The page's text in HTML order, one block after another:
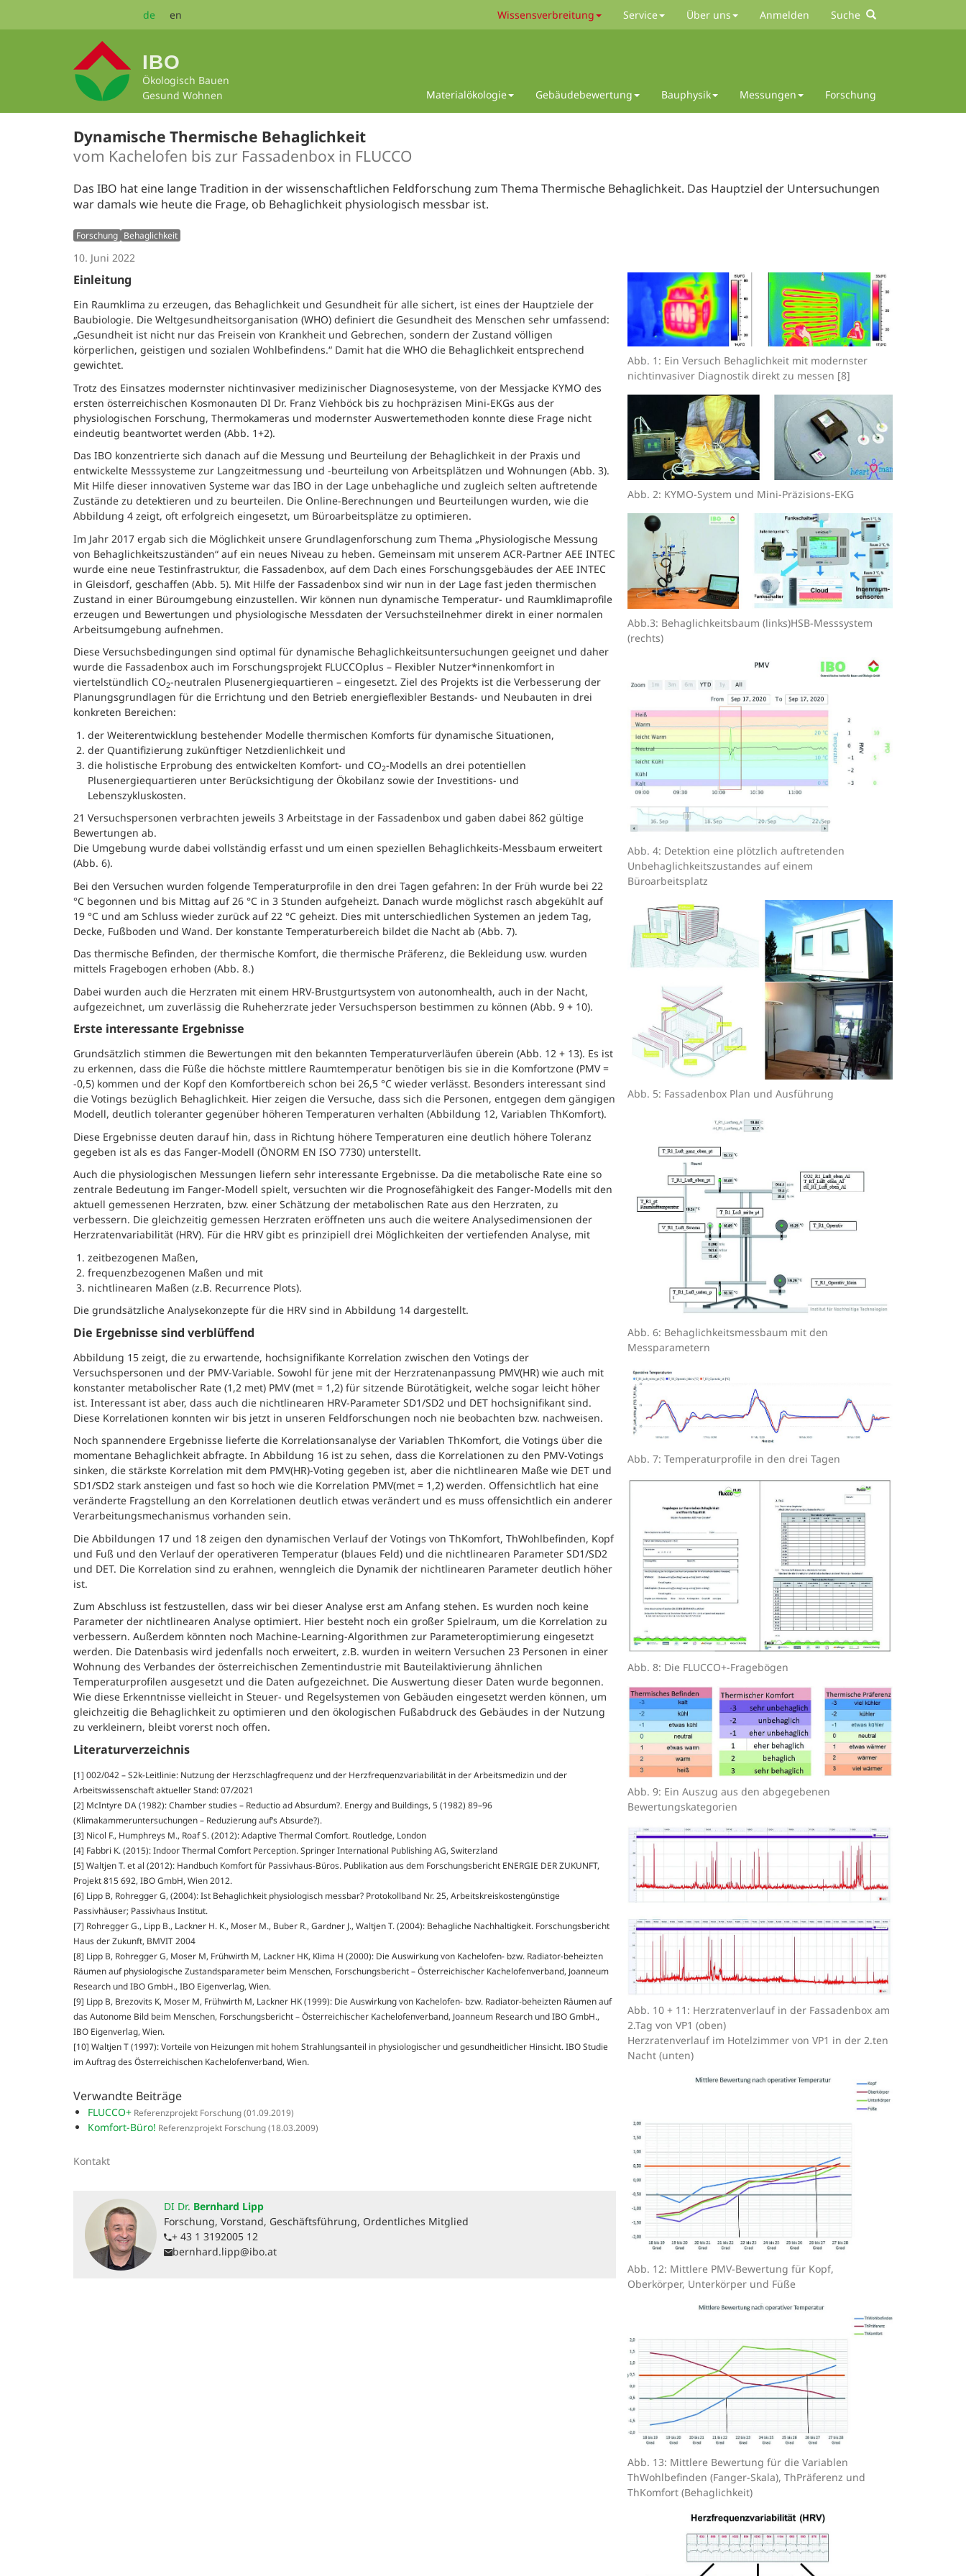
de en Wissensverbreitung Service Über uns Anmelden Suche
IBO
Ökologisch Bauen
Gesund Wohnen
Materialökologie Gebäudebewertung Bauphysik Messungen Forschung
Dynamische Thermische Behaglichkeit
vom Kachelofen bis zur Fassadenbox in FLUCCO
Das IBO hat eine lange Tradition in der wissenschaftlichen Feldforschung zum Thema Thermische Behaglichkeit. Das Hauptziel der Untersuchungen
war damals wie heute die Frage, ob Behaglichkeit physiologisch messbar ist.
Forschung Behaglichkeit
10. Juni 2022
Einleitung
Ein Raumklima zu erzeugen, das Behaglichkeit und Gesundheit für alle sichert, ist eines der Hauptziele der
Baubiologie. Die Weltgesundheitsorganisation (WHO) definiert die Gesundheit des Menschen sehr umfassend:
„Gesundheit ist nicht nur das Freisein von Krankheit und Gebrechen, sondern der Zustand völligen
körperlichen, geistigen und sozialen Wohlbefindens.“ Damit hat die WHO die Behaglichkeit entsprechend
gewichtet.
Trotz des Einsatzes modernster nichtinvasiver medizinischer Diagnosesysteme, von der Messjacke KYMO des
ersten österreichischen Kosmonauten DI Dr. Franz Viehböck bis zu hochpräzisen Mini-EKGs aus der
physiologischen Forschung, Thermokameras und modernster Auswertemethoden konnte diese Frage nicht
eindeutig beantwortet werden (Abb. 1+2).
Das IBO konzentrierte sich danach auf die Messung und Beurteilung der Behaglichkeit in der Praxis und
entwickelte Messsysteme zur Langzeitmessung und -beurteilung von Arbeitsplätzen und Wohnungen (Abb. 3).
Mit Hilfe dieser innovativen Systeme war das IBO in der Lage unbehagliche und zugleich selten auftretende
Zustände zu detektieren und zu beurteilen. Die Online-Berechnungen und Beurteilungen wurden, wie die
Abbildung 4 zeigt, oft erfolgreich eingesetzt, um Büroarbeitsplätze zu optimieren.
Im Jahr 2017 ergab sich die Möglichkeit unsere Grundlagenforschung zum Thema „Physiologische Messung
von Behaglichkeitszuständen“ auf ein neues Niveau zu heben. Gemeinsam mit unserem ACR-Partner AEE INTEC
wurde eine neue Testinfrastruktur, die Fassadenbox, auf dem Dach eines Forschungsgebäudes der AEE INTEC
in Gleisdorf, geschaffen (Abb. 5). Mit Hilfe der Fassadenbox sind wir nun in der Lage fast jeden thermischen
Zustand in einer Büroumgebung einzustellen. Wir können nun dynamische Temperatur- und Raumklimaprofile
erzeugen und Bewertungen und physiologische Messdaten der Versuchsteilnehmer direkt in einer normalen
Arbeitsumgebung aufnehmen.
Diese Versuchsbedingungen sind optimal für dynamische Behaglichkeitsuntersuchungen geeignet und daher
wurde die Fassadenbox auch im Forschungsprojekt FLUCCOplus – Flexibler Nutzer*innenkomfort in
viertelstündlich CO2-neutralen Plusenergiequartieren – eingesetzt. Ziel des Projekts ist die Verbesserung der
Planungsgrundlagen für die Errichtung und den Betrieb energieflexibler Bestands- und Neubauten in drei
konkreten Bereichen:
der Weiterentwicklung bestehender Modelle thermischen Komforts für dynamische Situationen,
der Quantifizierung zukünftiger Netzdienlichkeit und
die holistische Erprobung des entwickelten Komfort- und CO2-Modells an drei potentiellen
Plusenergiequartieren unter Berücksichtigung der Ökobilanz sowie der Investitions- und
Lebenszykluskosten.
21 Versuchspersonen verbrachten jeweils 3 Arbeitstage in der Fassadenbox und gaben dabei 862 gültige
Bewertungen ab.
Die Umgebung wurde dabei vollständig erfasst und um einen speziellen Behaglichkeits-Messbaum erweitert
(Abb. 6).
Bei den Versuchen wurden folgende Temperaturprofile in den drei Tagen gefahren: In der Früh wurde bei 22
°C begonnen und bis Mittag auf 26 °C in 3 Stunden aufgeheizt. Danach wurde möglichst rasch abgekühlt auf
19 °C und am Schluss wieder zurück auf 22 °C geheizt. Dies mit unterschiedlichen Systemen an jedem Tag,
Decke, Fußboden und Wand. Der konstante Temperaturbereich bildet die Nacht ab (Abb. 7).
Das thermische Befinden, der thermische Komfort, die thermische Präferenz, die Bekleidung usw. wurden
mittels Fragebogen erhoben (Abb. 8.)
Dabei wurden auch die Herzraten mit einem HRV-Brustgurtsystem von autonomhealth, auch in der Nacht,
aufgezeichnet, um zuverlässig die Ruheherzrate jeder Versuchsperson bestimmen zu können (Abb. 9 + 10).
Erste interessante Ergebnisse
Grundsätzlich stimmen die Bewertungen mit den bekannten Temperaturverläufen überein (Abb. 12 + 13). Es ist
zu erkennen, dass die Füße die höchste mittlere Raumtemperatur benötigen bis sie in die Komfortzone (PMV =
-0,5) kommen und der Kopf den Komfortbereich schon bei 26,5 °C wieder verlässt. Besonders interessant sind
die Votings bezüglich Behaglichkeit. Hier zeigen die Versuche, dass sich die Personen, entgegen dem gängigen
Modell, deutlich toleranter gegenüber höheren Temperaturen verhalten (Abbildung 12, Variablen ThKomfort).
Diese Ergebnisse deuten darauf hin, dass in Richtung höhere Temperaturen eine deutlich höhere Toleranz
gegeben ist als es das Fanger-Modell (ÖNORM EN ISO 7730) unterstellt.
Auch die physiologischen Messungen liefern sehr interessante Ergebnisse. Da die metabolische Rate eine so
zentrale Bedeutung im Fanger-Modell spielt, versuchten wir die Prognosefähigkeit des Fanger-Modells mit den
aktuell gemessenen Herzraten, bzw. einer Schätzung der metabolischen Rate aus den Herzraten, zu
verbessern. Die gleichzeitig gemessen Herzraten eröffneten uns auch die weitere Analysedimensionen der
Herzratenvariabilität (HRV). Für die HRV gibt es prinzipiell drei Möglichkeiten der vertiefenden Analyse, mit
zeitbezogenen Maßen,
frequenzbezogenen Maßen und mit
nichtlinearen Maßen (z.B. Recurrence Plots).
Die grundsätzliche Analysekonzepte für die HRV sind in Abbildung 14 dargestellt.
Die Ergebnisse sind verblüffend
Abbildung 15 zeigt, die zu erwartende, hochsignifikante Korrelation zwischen den Votings der
Versuchspersonen und der PMV-Variable. Sowohl für jene mit der Herzratenanpassung PMV(HR) wie auch mit
konstanter metabolischer Rate (1,2 met) PMV (met = 1,2) für sitzende Bürotätigkeit, welche sogar leicht höher
ist. Interessant ist aber, dass auch die nichtlinearen HRV-Parameter SD1/SD2 und DET hochsignifikant sind.
Diese Korrelationen konnten wir bis jetzt in unseren Feldforschungen noch nie beobachten bzw. nachweisen.
Noch spannendere Ergebnisse lieferte die Korrelationsanalyse der Variablen ThKomfort, die Votings über die
momentane Behaglichkeit abfragte. In Abbildung 16 ist zu sehen, dass die Korrelationen zu den PMV-Votings
sinken, die stärkste Korrelation mit dem PMV(HR)-Voting gegeben ist, aber die nichtlinearen Maße wie DET und
SD1/SD2 stark ansteigen und fast so hoch wie die Korrelation PMV(met = 1,2) werden. Offensichtlich hat eine
veränderte Fragstellung an den Korrelationen deutlich etwas verändert und es muss offensichtlich ein anderer
Verarbeitungsmechanismus vorhanden sein.
Die Abbildungen 17 und 18 zeigen den dynamischen Verlauf der Votings von ThKomfort, ThWohlbefinden, Kopf
und Fuß und den Verlauf der operativeren Temperatur (blaues Feld) und die nichtlinearen Parameter SD1/SD2
und DET. Die Korrelation sind zu erahnen, wenngleich die Dynamik der nichtlinearen Parameter deutlich höher
ist.
Zum Abschluss ist festzustellen, dass wir bei dieser Analyse erst am Anfang stehen. Es wurden noch keine
Parameter der nichtlinearen Analyse optimiert. Hier besteht noch ein großer Spielraum, um die Korrelation zu
verbessern. Außerdem könnten noch Machine-Learning-Algorithmen zur Parameteroptimierung eingesetzt
werden. Die Datenbasis wird jedenfalls noch erweitert, z.B. wurden in weitern Versuchen 23 Personen in einer
Wohnung des Verbandes der österreichischen Zementindustrie mit Bauteilaktivierung ähnlichen
Temperaturprofilen ausgesetzt und die Daten aufgezeichnet. Die Auswertung dieser Daten wurde begonnen.
Wie diese Erkenntnisse vielleicht in Steuer- und Regelsystemen von Gebäuden eingesetzt werden können, um
gleichzeitig die Behaglichkeit zu optimieren und den ökologischen Fußabdruck des Gebäudes in der Nutzung
zu verkleinern, bleibt vorerst noch offen.
Literaturverzeichnis
[1] 002/042 – S2k-Leitlinie: Nutzung der Herzschlagfrequenz und der Herzfrequenzvariabilität in der Arbeitsmedizin und der
Arbeitswissenschaft aktueller Stand: 07/2021
[2] McIntyre DA (1982): Chamber studies – Reductio ad Absurdum?. Energy and Buildings, 5 (1982) 89–96
(Klimakammeruntersuchungen – Reduzierung auf‘s Absurde?).
[3] Nicol F., Humphreys M., Roaf S. (2012): Adaptive Thermal Comfort. Routledge, London
[4] Fabbri K. (2015): Indoor Thermal Comfort Perception. Springer International Publishing AG, Switerzland
[5] Waltjen T. et al (2012): Handbuch Komfort für Passivhaus-Büros. Publikation aus dem Forschungsbericht ENERGIE DER ZUKUNFT,
Projekt 815 692, IBO GmbH, Wien 2012.
[6] Lipp B, Rohregger G, (2004): Ist Behaglichkeit physiologisch messbar? Protokollband Nr. 25, Arbeitskreiskostengünstige
Passivhäuser; Passivhaus Institut.
[7] Rohregger G., Lipp B., Lackner H. K., Moser M., Buber R., Gardner J., Waltjen T. (2004): Behagliche Nachhaltigkeit. Forschungsbericht
Haus der Zukunft, BMVIT 2004
[8] Lipp B, Rohregger G, Moser M, Frühwirth M, Lackner HK, Klima H (2000): Die Auswirkung von Kachelofen- bzw. Radiator-beheizten
Räumen auf physiologische Zustandsparameter beim Menschen, Forschungsbericht – Österreichischer Kachelofenverband, Joanneum
Research und IBO GmbH., IBO Eigenverlag, Wien.
[9] Lipp B, Brezovits K, Moser M, Frühwirth M, Lackner HK (1999): Die Auswirkung von Kachelofen- bzw. Radiator-beheizten Räumen auf
das Autonome Bild beim Menschen, Forschungsbericht – Österreichischer Kachelofenverband, Joanneum Research und IBO GmbH.,
IBO Eigenverlag, Wien.
[10] Waltjen T (1997): Vorteile von Heizungen mit hohem Strahlungsanteil in physiologischer und gesundheitlicher Hinsicht. IBO Studie
im Auftrag des Österreichischen Kachelofenverband, Wien.
Verwandte Beiträge
FLUCCO+ Referenzprojekt Forschung(01.09.2019)
Komfort-Büro! Referenzprojekt Forschung(18.03.2009)
Kontakt
DI Dr. Bernhard Lipp
Forschung, Vorstand, Geschäftsführung, Ordentliches Mitglied
+ 43 1 3192005 12
bernhard.lipp@ibo.at
Abb. 1: Ein Versuch Behaglichkeit mit modernster
nichtinvasiver Diagnostik direkt zu messen [8]
Abb. 2: KYMO-System und Mini-Präzisions-EKG
Abb.3: Behaglichkeitsbaum (links)HSB-Messsystem
(rechts)
Abb. 4: Detektion eine plötzlich auftretenden
Unbehaglichkeitszustandes auf einem
Büroarbeitsplatz
Abb. 5: Fassadenbox Plan und Ausführung
Abb. 6: Behaglichkeitsmessbaum mit den
Messparametern
Abb. 7: Temperaturprofile in den drei Tagen
Abb. 8: Die FLUCCO+-Fragebögen
Abb. 9: Ein Auszug aus den abgegebenen
Bewertungskategorien
Abb. 10 + 11: Herzratenverlauf in der Fassadenbox am
2.Tag von VP1 (oben)
Herzratenverlauf im Hotelzimmer von VP1 in der 2.ten
Nacht (unten)
Abb. 12: Mittlere PMV-Bewertung für Kopf,
Oberkörper, Unterkörper und Füße
Abb. 13: Mittlere Bewertung für die Variablen
ThWohlbefinden (Fanger-Skala), ThPräferenz und
ThKomfort (Behaglichkeit)